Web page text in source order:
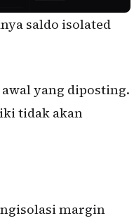
saldo isolated
yang diposting.
tidak akan
margin